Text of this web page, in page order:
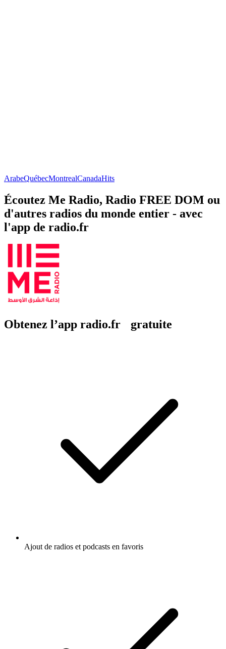
ArabeQuébecMontrealCanadaHits
Écoutez Me Radio, Radio FREE DOM ou
d'autres radios du monde entier - avec
l'app de radio.fr
Obtenez l’app radio.fr gratuite
Ajout de radios et podcasts en favoris